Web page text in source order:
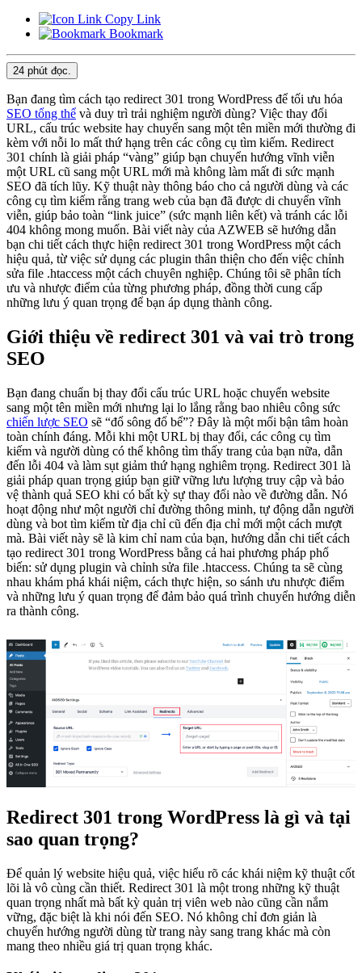
Copy Link
Bookmark
24 phút đọc.
Bạn đang tìm cách tạo redirect 301 trong WordPress để tối ưu hóa
SEO tổng thể và duy trì trải nghiệm người dùng? Việc thay đổi
URL, cấu trúc website hay chuyển sang một tên miền mới thường đi
kèm với nỗi lo mất thứ hạng trên các công cụ tìm kiếm. Redirect
301 chính là giải pháp “vàng” giúp bạn chuyển hướng vĩnh viễn
một URL cũ sang một URL mới mà không làm mất đi sức mạnh
SEO đã tích lũy. Kỹ thuật này thông báo cho cả người dùng và các
công cụ tìm kiếm rằng trang web của bạn đã được di chuyển vĩnh
viễn, giúp bảo toàn “link juice” (sức mạnh liên kết) và tránh các lỗi
404 không mong muốn. Bài viết này của AZWEB sẽ hướng dẫn
bạn chi tiết cách thực hiện redirect 301 trong WordPress một cách
hiệu quả, từ việc sử dụng các plugin thân thiện cho đến việc chỉnh
sửa file .htaccess một cách chuyên nghiệp. Chúng tôi sẽ phân tích
ưu và nhược điểm của từng phương pháp, đồng thời cung cấp
những lưu ý quan trọng để bạn áp dụng thành công.
Giới thiệu về redirect 301 và vai trò trong
SEO
Bạn đang chuẩn bị thay đổi cấu trúc URL hoặc chuyển website
sang một tên miền mới nhưng lại lo lắng rằng bao nhiêu công sức
chiến lược SEO sẽ “đổ sông đổ bể”? Đây là một mối bận tâm hoàn
toàn chính đáng. Mỗi khi một URL bị thay đổi, các công cụ tìm
kiếm và người dùng có thể không tìm thấy trang của bạn nữa, dẫn
đến lỗi 404 và làm sụt giảm thứ hạng nghiêm trọng. Redirect 301 là
giải pháp quan trọng giúp bạn giữ vững lưu lượng truy cập và bảo
vệ thành quả SEO khi có bất kỳ sự thay đổi nào về đường dẫn. Nó
hoạt động như một người chỉ đường thông minh, tự động dẫn người
dùng và bot tìm kiếm từ địa chỉ cũ đến địa chỉ mới một cách mượt
mà. Bài viết này sẽ là kim chỉ nam của bạn, hướng dẫn chi tiết cách
tạo redirect 301 trong WordPress bằng cả hai phương pháp phổ
biến: sử dụng plugin và chỉnh sửa file .htaccess. Chúng ta sẽ cùng
nhau khám phá khái niệm, cách thực hiện, so sánh ưu nhược điểm
và những lưu ý quan trọng để đảm bảo quá trình chuyển hướng diễn
ra thành công.
Redirect 301 trong WordPress là gì và tại
sao quan trọng?
Để quản lý website hiệu quả, việc hiểu rõ các khái niệm kỹ thuật cốt
lõi là vô cùng cần thiết. Redirect 301 là một trong những kỹ thuật
quan trọng nhất mà bất kỳ quản trị viên web nào cũng cần nắm
vững, đặc biệt là khi nói đến SEO. Nó không chỉ đơn giản là
chuyển hướng người dùng từ trang này sang trang khác mà còn
mang theo nhiều giá trị quan trọng khác.